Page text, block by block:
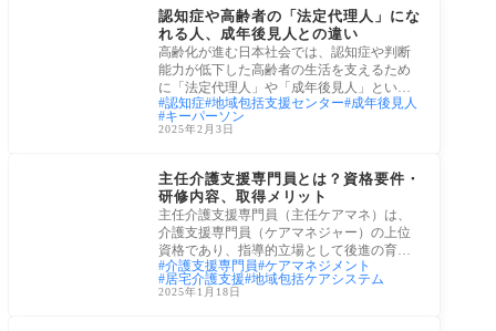
認知症や高齢者の「法定代理人」にな
れる人、成年後見人との違い
高齢化が進む日本社会では、認知症や判断
能力が低下した高齢者の生活を支えるため
に「法定代理人」や「成年後見人」という
制度が
認知症 地域包括支援センター 成年後見人
キーパーソン
2025年2月3日
主任介護支援専門員とは？資格要件・
研修内容、取得メリット
主任介護支援専門員（主任ケアマネ）は、
介護支援専門員（ケアマネジャー）の上位
資格であり、指導的立場として後進の育成
や地域
介護支援専門員 ケアマネジメント
居宅介護支援 地域包括ケアシステム
2025年1月18日